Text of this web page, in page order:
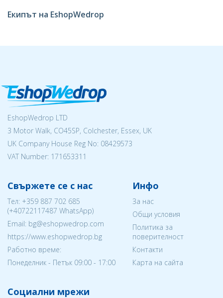
Екипът на EshopWedrop
EshopWedrop LTD
3 Motor Walk, CO45SP, Colchester, Essex, UK
UK Company House Reg No: 08429573
VAT Number: 171653311
Свържете се с нас
Тел: +359 887 702 685
(+40722117487 WhatsApp)
Email: bg@eshopwedrop.com
https://www.eshopwedrop.bg
Работно време:
Понеделник - Петък 09:00 - 17:00
Инфо
За нас
Общи условия
Политика за
поверителност
Контакти
Карта на сайта
Социални мрежи